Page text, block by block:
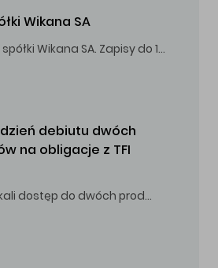
Wikana SA
Trwa skup akcji spółki Wikana SA. Zapisy do 14.08.2026 r. do godz. 16.00.
debiutu dwóch
na obligacje z TFI
Inwestorzy zyskali dostęp do dwóch produktów umożliwiających inwestowanie w obligacje skarbowe.